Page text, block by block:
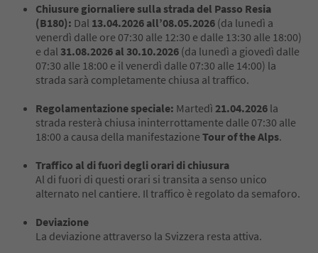
Chiusure giornaliere sulla strada del Passo Resia
(B180): Dal 13.04.2026 all’08.05.2026 (da lunedì a
venerdì dalle ore 07:30 alle 12:30 e dalle 13:30 alle 18:00)
e dal 31.08.2026 al 30.10.2026 (da lunedì a giovedì dalle
07:30 alle 18:00 e il venerdì dalle 07:30 alle 14:00) la
strada sarà completamente chiusa al traffico.
Regolamentazione speciale: Martedì 21.04.2026 la
strada resterà chiusa ininterrottamente dalle 07:30 alle
18:00 a causa della manifestazione Tour of the Alps.
Traffico al di fuori degli orari di chiusura
Al di fuori di questi orari si transita a senso unico
alternato nel cantiere. Il traffico è regolato da semaforo.
Deviazione
La deviazione attraverso la Svizzera resta attiva.